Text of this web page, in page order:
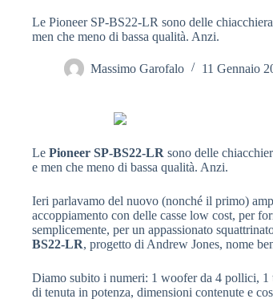
Le Pioneer SP-BS22-LR sono delle
men che meno di bassa qualità. Anzi.
Massimo Garofalo 11 Gennaio
Le Pioneer SP-BS22-LR sono delle
e men che meno di bassa qualità. Anzi.
Ieri parlavamo del nuovo (nonché il primo)
accoppiamento con delle casse low cost, per
semplicemente, per un appassionato
BS22-LR, progetto di Andrew Jones, nome
Diamo subito i numeri: 1 woofer da 4 pollici, 1
di tenuta in potenza, dimensioni contenute e